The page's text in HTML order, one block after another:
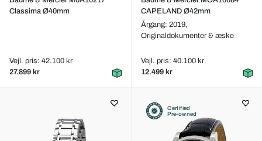
Classima Ø40mm
Vejl. pris: 42.100 kr
27.899 kr
CAPELAND Ø42mm
Årgang: 2019,
Originaldokumenter & æske
Vejl. pris: 40.100 kr
12.499 kr
Certified
Pre-owned